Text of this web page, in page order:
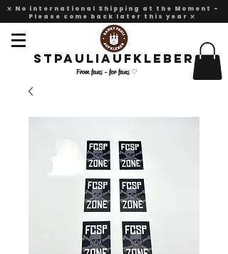
❌ No international Shipping at the Moment -
Please come back later this year ❌
Stpauliaufkleber
From fans - for fans ♡